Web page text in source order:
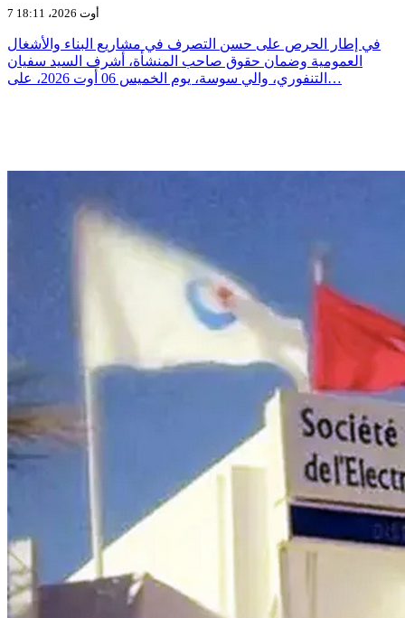
7 أوت 2026، 18:11
في إطار الحرص على حسن التصرف في مشاريع البناء والأشغال
العمومية وضمان حقوق صاحب المنشأة، أشرف السيد سفيان
التنفوري، والي سوسة، يوم الخميس 06 أوت 2026، على…